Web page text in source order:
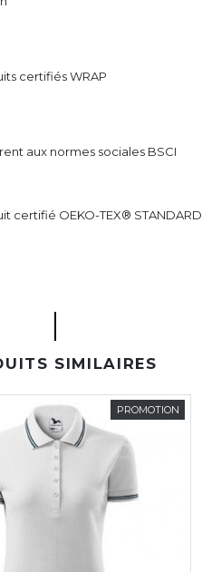
certifiés WRAP
aux normes sociales BSCI
certifié OEKO-TEX® STANDARD
SIMILAIRES
PROMOTION